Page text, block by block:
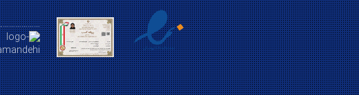
……………….